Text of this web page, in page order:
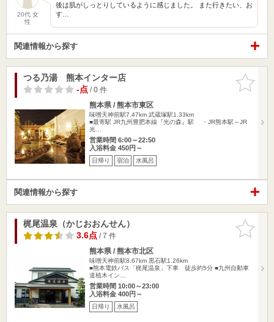
20代 女
性
後は肌がしっとりしているように感じました。 また行きたい、お
す…
関連情報から探す
お気に入
りに追加
つる乃湯 熊本インター店
-点/ 0 件
熊本県 / 熊本市東区
味噌天神前駅7.47km 武蔵塚駅1.33km
■最寄駅 JR九州豊肥本線『光の森』駅 ・JR熊本駅～JR
光…
営業時間 6:00～22:50
入浴料金 450円～
日帰り 宿泊 水風呂
関連情報から探す
お気に入
りに追加
梶尾温泉（かじおおんせん）
3.6点/ 7 件
熊本県 / 熊本市北区
味噌天神前駅8.67km 黒石駅1.26km
■熊本電鉄バス「梶尾温泉」下車 徒歩約5分 ■九州自動車
道植木イン…
営業時間 10:00～23:00
入浴料金 400円～
日帰り 水風呂